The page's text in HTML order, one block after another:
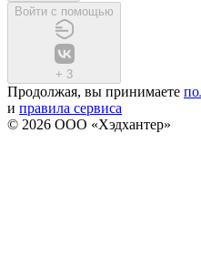
Войти с помощью
+ 3
Продолжая, вы принимаете
и правила сервиса
© 2026 ООО «Хэдхантер»